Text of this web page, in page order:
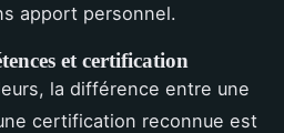
apport personnel.
et certification
la différence entre une
certification reconnue est